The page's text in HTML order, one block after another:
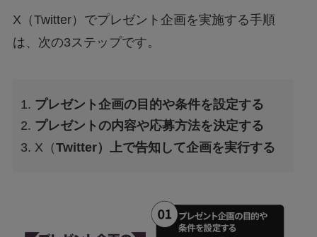
X（Twitter）でプレゼント企画を実施する手順
は、次の3ステップです。
プレゼント企画の目的や条件を設定する
プレゼントの内容や応募方法を決定する
X（Twitter）上で告知して企画を実行する